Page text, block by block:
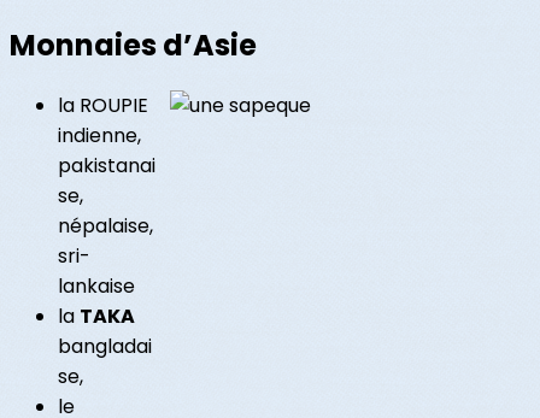
Monnaies d’Asie
la ROUPIE
indienne,
pakistanai
se,
népalaise,
sri-
lankaise
la TAKA
bangladai
se,
le